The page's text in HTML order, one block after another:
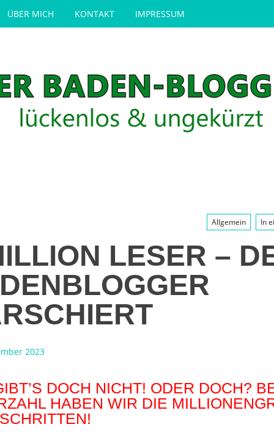
ÜBER MICH KONTAKT IMPRESSUM
Allgemein In
LESER –
2023
DOCH NICHT! ODER DOCH?
HABEN WIR DIE